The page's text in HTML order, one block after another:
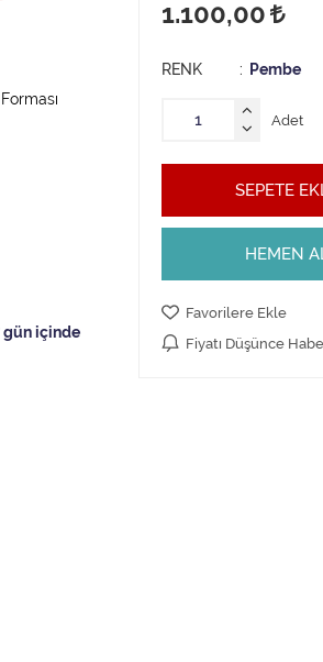
1.100,00
RENK Pembe
Adet
SEPETE
HEMEN
Favorilere Ekle
Fiyatı Düşünce